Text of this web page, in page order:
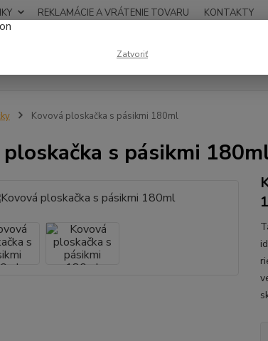
REKLAMÁCIE A VRÁTENIE TOVARU KONTAKTY
Hľadať
Kovová ploskačka s pásikmi 180ml
ploskačka s pásikmi
Zatvoriť